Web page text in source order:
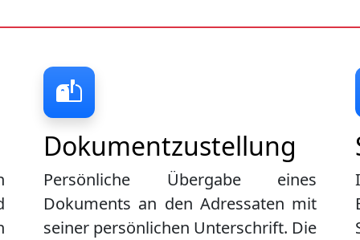
Dokumentzustellung
Persönliche Übergabe eines
Dokuments an den Adressaten mit
seiner persönlichen Unterschrift. Die